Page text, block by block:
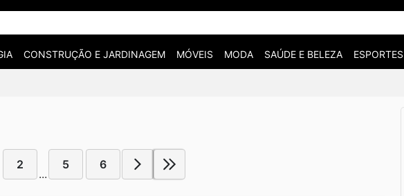
CONSTRUÇÃO E JARDINAGEM MÓVEIS MODA SAÚDE E BELEZA ESPORTES
2
...
5 6